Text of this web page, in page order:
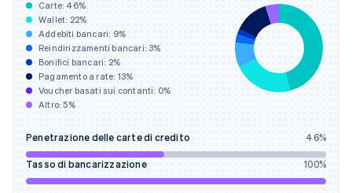
Carte:46%
Wallet: 22%
Addebiti bancari: 9%
Reindirizzamenti bancari:3%
Bonifici bancari: 2%
Pagamento a rate: 13%
Voucher basati sui contanti: 0%
Altro:5%
Penetrazione delle carte di credito 46%
Tasso di bancarizzazione 100%
Francia
Français English
Germania
DeutschEnglish
Giappone
日本語English
Gibilterra
Grecia
English
India
English